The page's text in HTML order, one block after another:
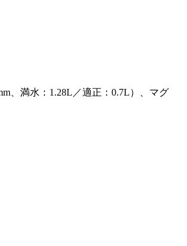
、満水：1.28L／適正：0.7L）、マグ